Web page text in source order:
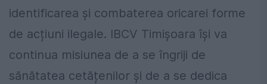
identificarea și combaterea oricarei forme
de acțiuni ilegale. IBCV Timișoara își va
continua misiunea de a se îngriji de
sănătatea cetățenilor și de a se dedica